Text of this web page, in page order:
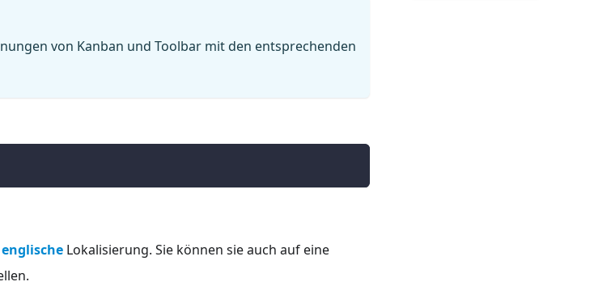
von Kanban und Toolbar mit den entsprechenden
englische Lokalisierung. Sie können sie auch auf eine